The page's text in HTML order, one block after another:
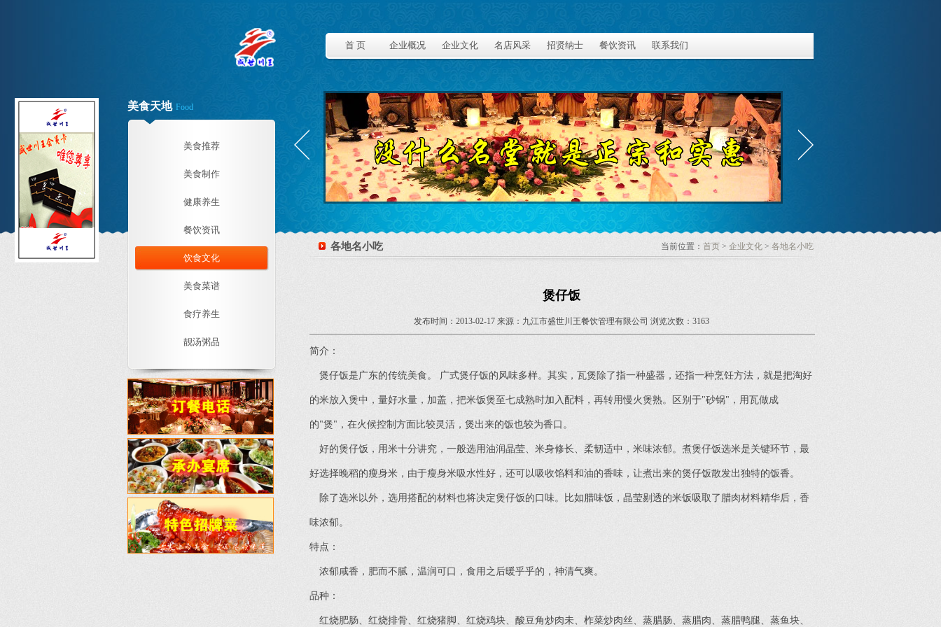
首 页 企业概况 企业文化 名店风采 招贤纳士 餐饮资讯 联系我们
美食天地 Food
美食推荐
美食制作
健康养生
餐饮资讯
饮食文化
美食菜谱
食疗养生
靓汤粥品
当前位置： 首页 > 企业文化 > 各地名小吃
各地名小吃
煲仔饭
发布时间：2013-02-17 来源：九江市盛世川王餐饮管理有限公司 浏览次数：3163
简介：
煲仔饭是广东的传统美食。 广式煲仔饭的风味多样。其实，瓦煲除了指一种盛器，还指一种烹饪方法，就是把淘好
的米放入煲中，量好水量，加盖，把米饭煲至七成熟时加入配料，再转用慢火煲熟。区别于"砂锅"，用瓦做成
的"煲"，在火候控制方面比较灵活，煲出来的饭也较为香口。
好的煲仔饭，用米十分讲究，一般选用油润晶莹、米身修长、柔韧适中，米味浓郁。煮煲仔饭选米是关键环节，最
好选择晚稻的瘦身米，由于瘦身米吸水性好，还可以吸收馅料和油的香味，让煮出来的煲仔饭散发出独特的饭香。
除了选米以外，选用搭配的材料也将决定煲仔饭的口味。比如腊味饭，晶莹剔透的米饭吸取了腊肉材料精华后，香
味浓郁。
特点：
浓郁咸香，肥而不腻，温润可口，食用之后暖乎乎的，神清气爽。
品种：
红烧肥肠、红烧排骨、红烧猪脚、红烧鸡块、酸豆角炒肉未、柞菜炒肉丝、蒸腊肠、蒸腊肉、蒸腊鸭腿、蒸鱼块、